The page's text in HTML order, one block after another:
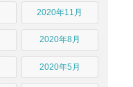
2020年11月
2020年8月
2020年5月